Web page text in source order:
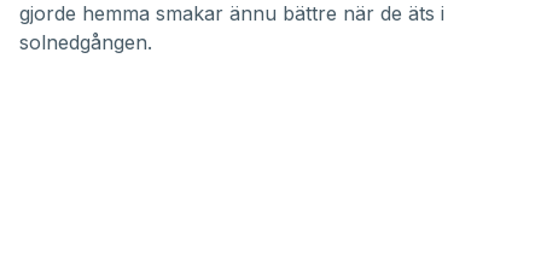
gjorde hemma smakar ännu bättre när de äts i
solnedgången.